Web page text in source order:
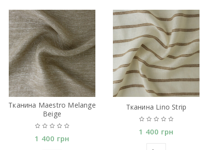
Тканина Maestro Melange
Beige
1 400 грн
Тканина Lino Strip
1 400 грн